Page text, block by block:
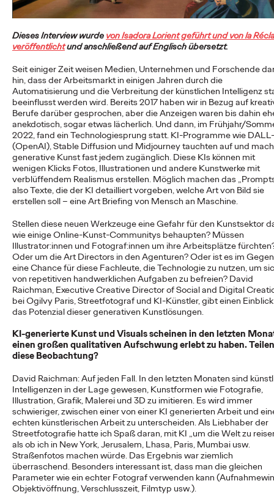
Dieses Interview wurde von Isadora Lorient geführt und von la
veröffentlichtund anschließend auf Englisch übersetzt.
Seit einiger Zeit weisen Medien, Unternehmen und Forschende
hin, dass der Arbeitsmarkt in einigen Jahren durch die
Automatisierung und die Verbreitung der künstlichen Intelligenz
beeinflusst werden wird. Bereits 2017 haben wir in Bezug auf
Berufe darüber gesprochen, aber die Anzeigen waren bis dahin
anekdotisch, sogar etwas lächerlich. Und dann, im Frühjahr/
2022, fand ein Technologiesprung statt. KI-Programme wie
(OpenAI), Stable Diffusion und Midjourney tauchten auf und
generative Kunst fast jedem zugänglich. Diese KIs können mit
wenigen Klicks Fotos, Illustrationen und andere Kunstwerke mit
verblüffendem Realismus erstellen. Möglich machen das
also Texte, die der KI detailliert vorgeben, welche Art von Bild sie
erstellen soll – eine Art Briefing von Mensch an Maschine.
Stellen diese neuen Werkzeuge eine Gefahr für den Kunstsektor
wie einige Online-Kunst-Communitys behaupten? Müssen
Illustrator:innen und Fotograf:innen um ihre Arbeitsplätze
Oder um die Art Directors in den Agenturen? Oder ist es im
eine Chance für diese Fachleute, die Technologie zu nutzen, um
von repetitiven handwerklichen Aufgaben zu befreien? David
Raichman, Executive Creative Director of Social and Digital
bei Ogilvy Paris, Streetfotograf und KI-Künstler, gibt einen
das Potenzial dieser generativen Kunstlösungen.
KI-generierte Kunst und Visuals scheinen in den letzten
einen großen qualitativen Aufschwung erlebt zu haben.
diese Beobachtung?
David Raichman: Auf jeden Fall. In den letzten Monaten sind
Intelligenzen in der Lage gewesen, Kunstformen wie Fotografie,
Illustration, Grafik, Malerei und 3D zu imitieren. Es wird immer
schwieriger, zwischen einer von einer KI generierten Arbeit und
echten künstlerischen Arbeit zu unterscheiden. Als Liebhaber der
Streetfotografie hatte ich Spaß daran, mit KI „um die Welt zu
als ob ich in New York, Jerusalem, Lhasa, Paris, Mumbai usw.
Straßenfotos machen würde. Das Ergebnis war ziemlich
überraschend. Besonders interessant ist, dass man die gleichen
Parameter wie ein echter Fotograf verwenden kann
Objektivöffnung, Verschlusszeit, Filmtyp usw.).
First-Agentur, die Weichen für die…
Reisen darf kein Luxus
sein: DB und Ogilvy
bewerben günstiges
Familienticket der
Bahn.
In einer Zeit, in der steigende Spritpreise die Budgets vieler
Haushalte belasten, setzt die Deutsche Bahn ein klares Zeichen
für…
More→
NEWS
Von der Vision zur
Realität: Schwäbisch
Hall setzt
#MakeItReal-
Kampagne mit Ogilvy
und Social.Lab fort
Carsten Becker